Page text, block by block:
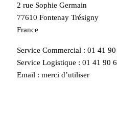
2 rue Sophie Germain
77610 Fontenay Trésigny
France
Service Commercial : 01 41
Service Logistique : 01 41 90
Email : merci d’utiliser